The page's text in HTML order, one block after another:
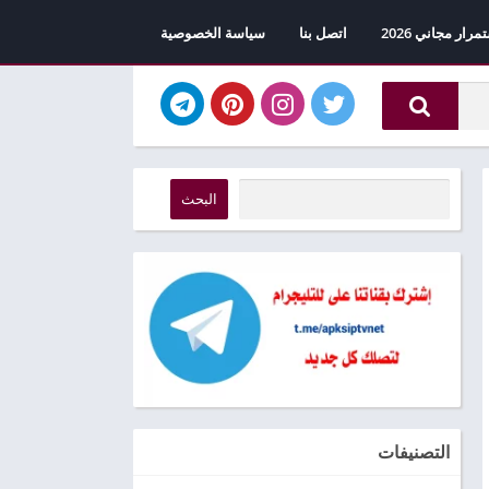
اتصل بنا سياسة الخصوصية
البحث
التصنيفات